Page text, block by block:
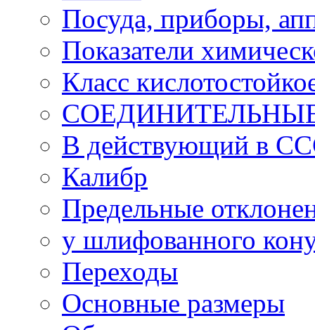
Посуда, приборы,
Показатели
Класс
В действующий в
Калибр
Предельные
у шлифованного
Переходы
Основные размеры